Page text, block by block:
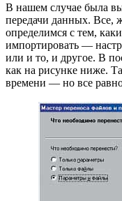
В нашем случае была
передачи данных. Все,
определимся с тем,
импортировать —
или и то, и другое. В
как на рисунке ниже.
времени — но все